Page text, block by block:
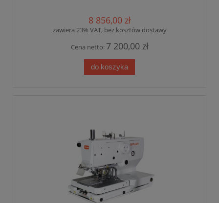
8 856,00 zł
zawiera 23% VAT, bez kosztów dostawy
Cena netto: 7 200,00 zł
do koszyka